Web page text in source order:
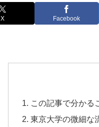
X Facebook
この記事で分かる
東京大学の微細な